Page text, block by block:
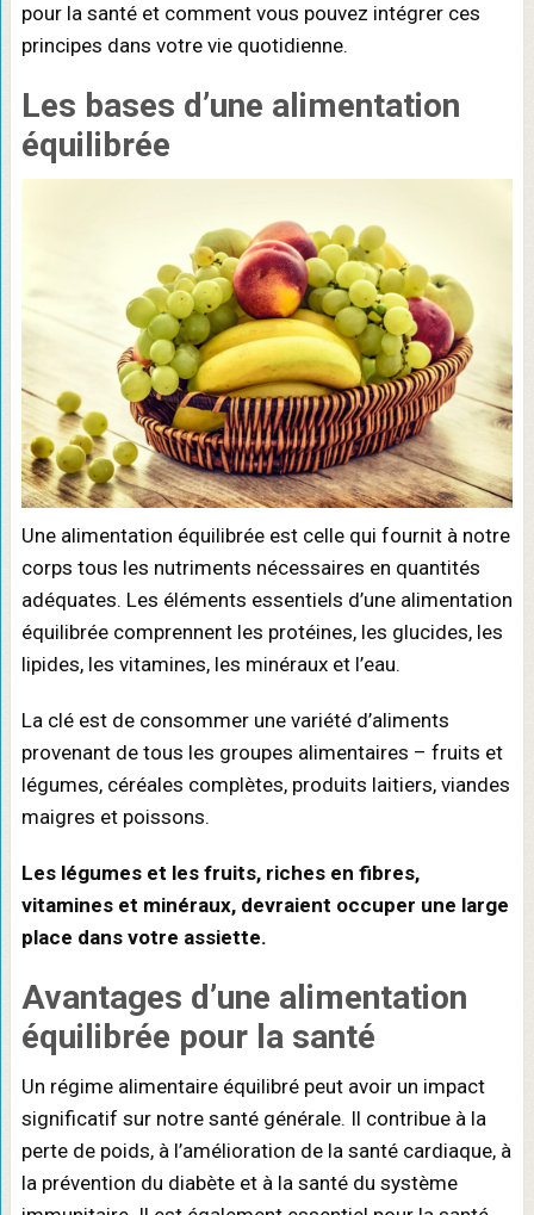
pour la santé et comment vous pouvez intégrer ces
principes dans votre vie quotidienne.
Les bases d’une alimentation
équilibrée
Une alimentation équilibrée est celle qui fournit à notre
corps tous les nutriments nécessaires en quantités
adéquates. Les éléments essentiels d’une alimentation
équilibrée comprennent les protéines, les glucides, les
lipides, les vitamines, les minéraux et l’eau.
La clé est de consommer une variété d’aliments
provenant de tous les groupes alimentaires – fruits et
légumes, céréales complètes, produits laitiers, viandes
maigres et poissons.
Les légumes et les fruits, riches en fibres,
vitamines et minéraux, devraient occuper une large
place dans votre assiette.
Avantages d’une alimentation
équilibrée pour la santé
Un régime alimentaire équilibré peut avoir un impact
significatif sur notre santé générale. Il contribue à la
perte de poids, à l’amélioration de la santé cardiaque, à
la prévention du diabète et à la santé du système